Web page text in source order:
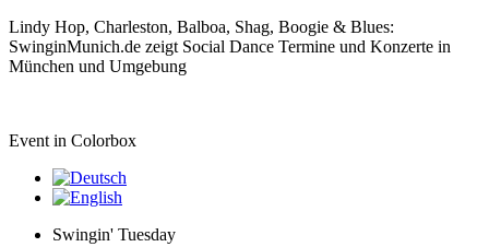
Lindy Hop, Charleston, Balboa, Shag, Boogie & Blues:
SwinginMunich.de zeigt Social Dance Termine und Konzerte in
München und Umgebung
Event in Colorbox
Swingin' Tuesday